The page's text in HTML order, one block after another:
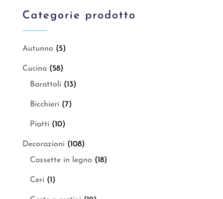
Categorie prodotto
Autunno (5)
Cucina (58)
Barattoli (13)
Bicchieri (7)
Piatti (10)
Decorazioni (108)
Cassette in legno (18)
Ceri (1)